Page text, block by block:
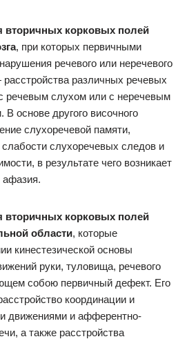
корковых полей
, при которых первичными
речевого или неречевого
различных речевых
речевым слухом или с неречевым
основе другого височного
слухоречевой памяти,
слухоречевых следов и
в результате чего возникает
афазия.
корковых полей
области, которые
кинестезической основы
руки, туловища, речевого
собою первичный дефект. Его
координации и
движениями и афферентно-
а также расстройства